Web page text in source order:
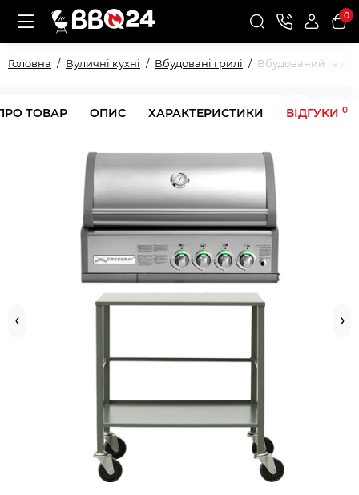
0
Головна Вуличні кухні Вбудовані грилі Вбудований
ТОВАР ОПИС ХАРАКТЕРИСТИКИ ВІДГУКИ 0